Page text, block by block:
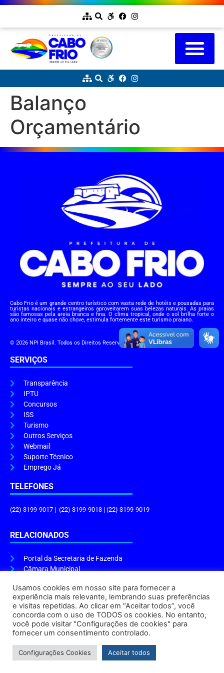
Balanço
Orçamentário
Cabo Frio é um grande centro turístico com vasta rede de hotéis e pousadas para
turistas nacionais e estrangeiros aproveitarem suas belezas naturais. As praias
são famosas pela areia branca e fina. O clima tropical, onde o sol brilha forte o
ano inteiro e quase não chove, estimula fortemente este turismo praiano.
© 2026 NPI Brasil. Todos os Direitos Reservados.
SERVIÇOS
Transparência
IPTU
Concursos
ISS
Turismo
Outros Serviços
Webmail
Suporte Técnico
Emprego Já
TELEFONES
(22) 3199-9017 | (22) 3199-9018 | (22) 3199-9019
RELACIONADOS
Portal da Secretaria de Fazenda
Câmara Municipal
ENDEREÇO E HORÁRIO
Endereço:Praça Tiradentes, s/n – Centro, Cabo Frio – RJ, 28906-290
Atendimento do Protocolo Geral da Prefeitura:9h às 16h
Horário de Funcionamento:8h às 17h
Usamos cookies em nosso site para fornecer a
experiência mais relevante, lembrando suas preferências
e visitas repetidas. Ao clicar em “Aceitar todos”, você
concorda com o uso de TODOS os cookies. No entanto,
você pode visitar "Configurações de cookies" para
fornecer um consentimento controlado.
Configurações Cookies Aceitar todos